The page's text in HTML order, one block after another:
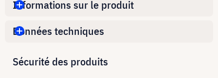
Informations sur le produit
Données techniques
Sécurité des produits